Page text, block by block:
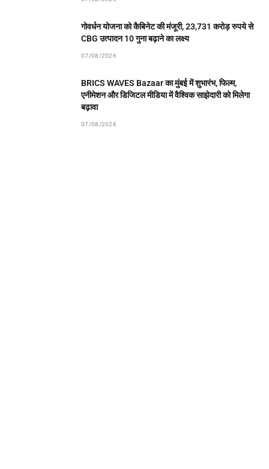
गोवर्धन योजना को कैबिनेट की मंजूरी, 23,731 करोड़ रुपये से
CBG उत्पादन 10 गुना बढ़ाने का लक्ष्य
07/08/2026
BRICS WAVES Bazaar का मुंबई में शुभारंभ, फिल्म,
एनीमेशन और डिजिटल मीडिया में वैश्विक साझेदारी को मिलेगा
बढ़ावा
07/08/2026